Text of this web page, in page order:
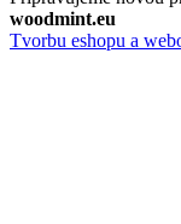
woodmint.eu
Tvorbu eshopu a